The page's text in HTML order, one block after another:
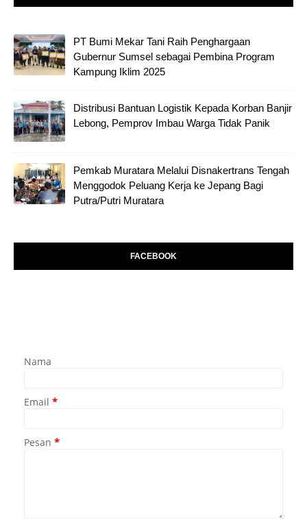
PT Bumi Mekar Tani Raih Penghargaan
Gubernur Sumsel sebagai Pembina Program
Kampung Iklim 2025
Distribusi Bantuan Logistik Kepada Korban Banjir
Lebong, Pemprov Imbau Warga Tidak Panik
Pemkab Muratara Melalui Disnakertrans Tengah
Menggodok Peluang Kerja ke Jepang Bagi
Putra/Putri Muratara
FACEBOOK
Nama
Email *
Pesan *